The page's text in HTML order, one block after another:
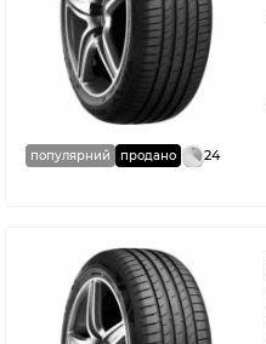
популярний продано 24